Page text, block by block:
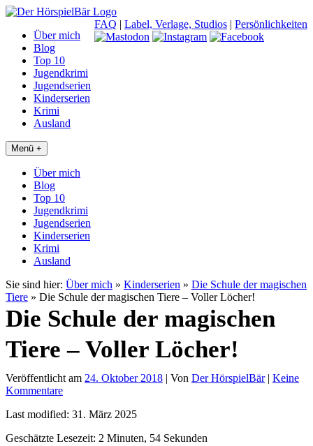
FAQ | Label, Verlage, Studios | Persönlichkeiten
Über mich
Blog
Top 10
Jugendkrimi
Jugendserien
Kinderserien
Krimi
Ausland
Menü +
Über mich
Blog
Top 10
Jugendkrimi
Jugendserien
Kinderserien
Krimi
Ausland
Sie sind hier: Über mich » Kinderserien » Die Schule der magischen
Tiere » Die Schule der magischen Tiere – Voller Löcher!
Die Schule der magischen
Tiere – Voller Löcher!
Veröffentlicht am 24. Oktober 2018 | Von Der HörspielBär| Keine
Kommentare
Last modified: 31. März 2025
Geschätzte Lesezeit: 2 Minuten, 54 Sekunden